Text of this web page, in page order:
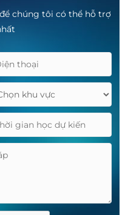
chúng tôi có thể hỗ trợ